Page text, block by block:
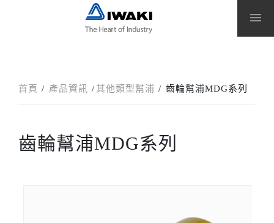
menu
首頁 產品資訊 其他類型幫浦 齒輪幫浦MDG系列
齒輪幫浦MDG系列